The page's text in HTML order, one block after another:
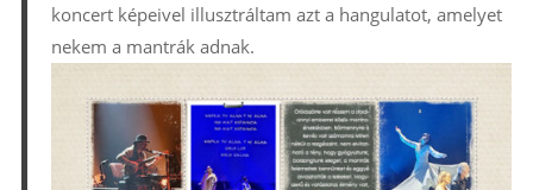
koncert képeivel illusztráltam azt a hangulatot, amelyet
nekem a mantrák adnak.